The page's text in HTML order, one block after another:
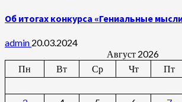
Об итогах конкурса «Гениальные
admin 20.03.2024
Август 2026
Пн
Вт Ср Чт Пт